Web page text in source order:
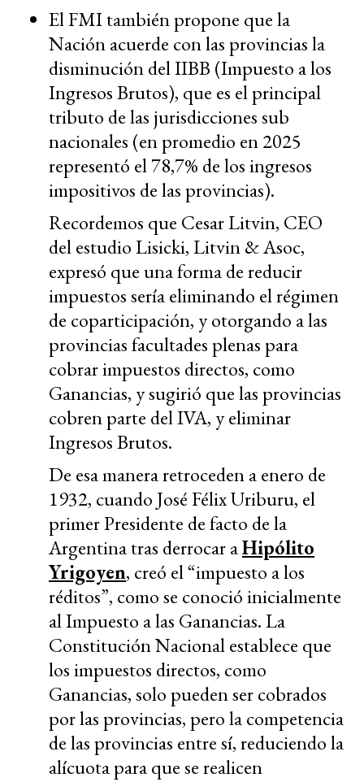
El FMI también propone que la
Nación acuerde con las provincias la
disminución del IIBB (Impuesto a los
Ingresos Brutos), que es el principal
tributo de las jurisdicciones sub
nacionales (en promedio en 2025
representó el 78,7% de los ingresos
impositivos de las provincias).
Recordemos que Cesar Litvin, CEO
del estudio Lisicki, Litvin & Asoc,
expresó que una forma de reducir
impuestos sería eliminando el régimen
de coparticipación, y otorgando a las
provincias facultades plenas para
cobrar impuestos directos, como
Ganancias, y sugirió que las provincias
cobren parte del IVA, y eliminar
Ingresos Brutos.
De esa manera retroceden a enero de
1932, cuando José Félix Uriburu, el
primer Presidente de facto de la
Argentina tras derrocar aHipólito
Yrigoyen, creó el “impuesto a los
réditos”, como se conoció inicialmente
al Impuesto a las Ganancias. La
Constitución Nacional establece que
los impuestos directos, como
Ganancias, solo pueden ser cobrados
por las provincias, pero la competencia
de las provincias entre sí, reduciendo la
alícuota para que se realicen